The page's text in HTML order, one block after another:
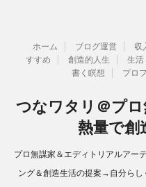
ホーム ブログ運営 収
すすめ
創造的人生 生活
書く瞑想
プロ
つなワタリ＠プ
熱量で創
プロ無謀家＆エディトリアルアー
ング＆創造生活の提案→自分らし